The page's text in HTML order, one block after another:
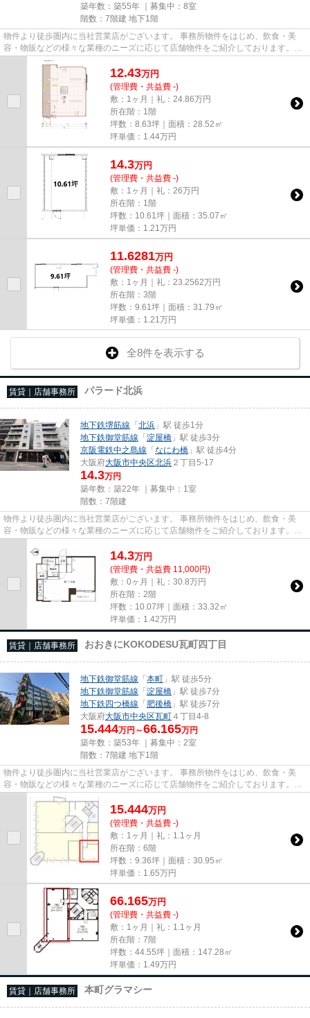
築年数：築55年 ｜募集中： 8室
階数：7階建 地下1階
物件より徒歩圏内に当社営業店がございます。 事務所物件をはじめ、飲食・美
容・物販などの様々な業種のニーズに応じて店舗物件をご紹介しております。
尚、弊社ではおとり広告は一切...
12.43万円
(管理費・共益費 -)
敷：1ヶ月｜礼：24.86万円
所在階：1階
坪数：8.63坪｜面積：28.52㎡
坪単価： 1.44万円
14.3万円
(管理費・共益費 -)
敷：1ヶ月｜礼：26万円
所在階：1階
坪数：10.61坪｜面積：35.07㎡
坪単価： 1.21 万円
11.6281万円
(管理費・共益費 -)
敷：1ヶ月｜礼：23.2562万円
所在階：3階
坪数：9.61坪｜面積：31.79㎡
坪単価： 1.21 万円
全8件を表示する
賃貸｜店舗事務所 パラード北浜
地下鉄堺筋線 「北浜 」駅 徒歩1分
地下鉄御堂筋線 「淀屋橋 」駅 徒歩3分
京阪電鉄中之島線 「なにわ橋 」駅 徒歩4分
大阪府大阪市中央区北浜 ２丁目5-17
14.3万円
築年数：築22年 ｜募集中： 1室
階数：7階建
物件より徒歩圏内に当社営業店がございます。 事務所物件をはじめ、飲食・美
容・物販などの様々な業種のニーズに応じて店舗物件をご紹介しております。
尚、弊社ではおとり広告は一切...
14.3万円
(管理費・共益費 11,000円)
敷：0ヶ月｜礼：30.8万円
所在階：2階
坪数：10.07坪｜面積：33.32㎡
坪単価： 1.42万円
賃貸｜店舗事務所 おおきにKOKODESU瓦町四丁目
地下鉄御堂筋線 「本町 」駅 徒歩5分
地下鉄御堂筋線 「淀屋橋 」駅 徒歩7分
地下鉄四つ橋線 「肥後橋 」駅 徒歩7分
大阪府大阪市中央区瓦町 ４丁目4-8
15.444万円～66.165万円
築年数：築53年 ｜募集中： 2室
階数：7階建 地下1階
物件より徒歩圏内に当社営業店がございます。 事務所物件をはじめ、飲食・美
容・物販などの様々な業種のニーズに応じて店舗物件をご紹介しております。
尚、弊社ではおとり広告は一切...
15.444万円
(管理費・共益費 -)
敷：1ヶ月｜礼：1.1ヶ月
所在階：6階
坪数：9.36坪｜面積：30.95㎡
坪単価： 1.65万円
66.165万円
(管理費・共益費 -)
敷：1ヶ月｜礼：1.1ヶ月
所在階：7階
坪数：44.55坪｜面積：147.28㎡
坪単価： 1.49万円
賃貸｜店舗事務所 本町グラマシー